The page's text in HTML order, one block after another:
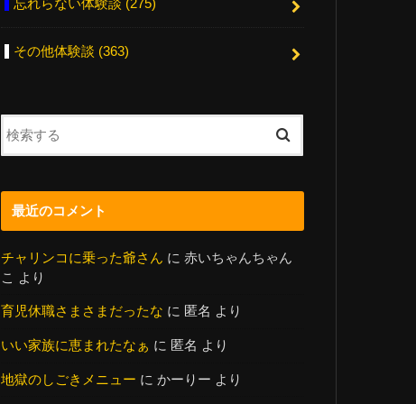
忘れらない体験談 (275)
その他体験談 (363)
最近のコメント
チャリンコに乗った爺さん に 赤いちゃんちゃん
こ
より
育児休職さまさまだったな に 匿名 より
いい家族に恵まれたなぁ に 匿名 より
地獄のしごきメニュー に かーりー より